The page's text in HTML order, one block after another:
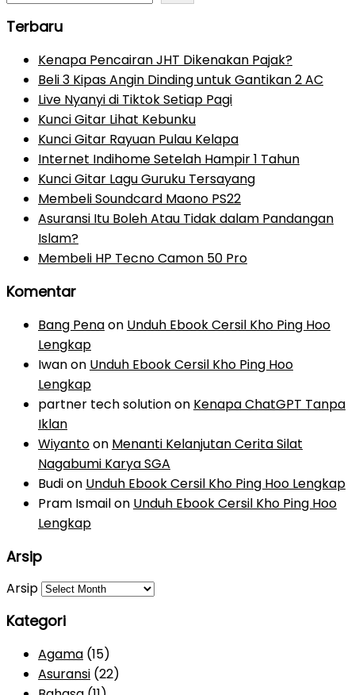
Terbaru
Kenapa Pencairan JHT Dikenakan Pajak?
Beli 3 Kipas Angin Dinding untuk Gantikan 2 AC
Live Nyanyi di Tiktok Setiap Pagi
Kunci Gitar Lihat Kebunku
Kunci Gitar Rayuan Pulau Kelapa
Internet Indihome Setelah Hampir 1 Tahun
Kunci Gitar Lagu Guruku Tersayang
Membeli Soundcard Maono PS22
Asuransi Itu Boleh Atau Tidak dalam Pandangan
Islam?
Membeli HP Tecno Camon 50 Pro
Komentar
Bang Penaon Unduh Ebook Cersil Kho Ping Hoo
Lengkap
Iwanon Unduh Ebook Cersil Kho Ping Hoo
Lengkap
partner tech solutionon Kenapa ChatGPT Tanpa
Iklan
Wiyantoon Menanti Kelanjutan Cerita Silat
Nagabumi Karya SGA
Budion Unduh Ebook Cersil Kho Ping Hoo Lengkap
Pram Ismailon Unduh Ebook Cersil Kho Ping Hoo
Lengkap
Arsip
Arsip
Kategori
Agama (15)
Asuransi (22)